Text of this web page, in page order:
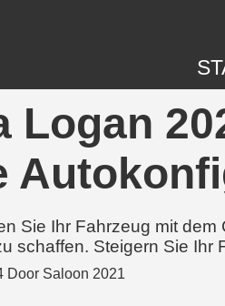
Logan
Sie Ihr Fahrzeug mit
schaffen. Steigern Sie Ihr